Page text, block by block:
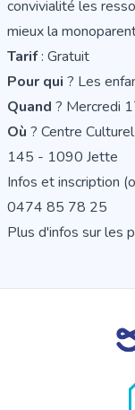
convivialité les
mieux la
Tarif: Gratuit
Pour qui ? Les
Quand ? Mercredi
Où ? Centre
145 - 1090 Jette
Infos et inscription
0474 85 78 25
Plus d'infos sur les